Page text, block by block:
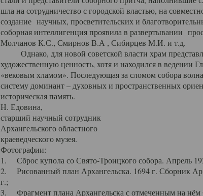
шла на сотрудничество с городской властью, на
создание научных, просветительских и
соборная интеллигенция проявила в развертывании
Молчанов К.С., Смирнов В.А , Сибирцев М.И. и т.д.
Однако, для новой советской власти храм
художественную ценность, хотя и находился в ведении
«вековым хламом». Последующая за сломом собора
систему доминант – духовных и пространственных
историческая память.
Н. Едовина,
старший научный сотрудник
Архангельского областного
краеведческого музея.
Фотографии:
1. Сброс купола со Свято-Троицкого собора. Апрель
2. Рисованный план Архангельска. 1694 г. Сборник
г.;
3. Фрагмент плана Архангельска с отмеченным на